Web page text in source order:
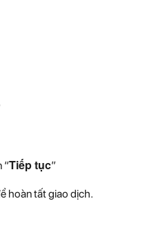
“Tiếp tục”
hoàn tất giao dịch.